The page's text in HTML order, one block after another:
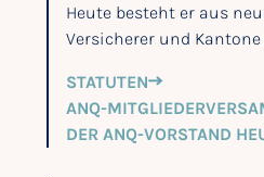
Heute besteht er aus
Versicherer und
STATUTEN
ANQ-
DER ANQ-VORSTAND